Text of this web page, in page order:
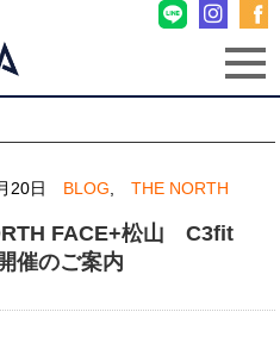
20日 BLOG
THE NORTH
FACE+松山 C3fit
催のご案内